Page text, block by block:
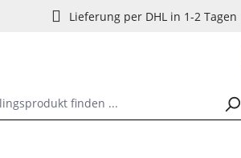
Lieferung per DHL in 1-2 Tagen